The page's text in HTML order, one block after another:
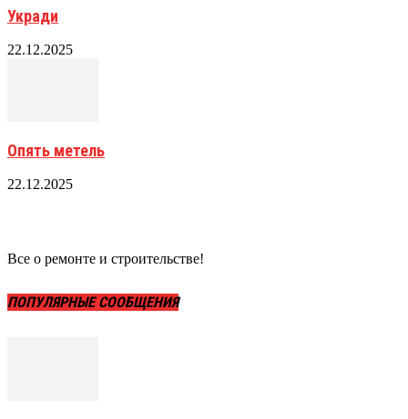
Укради
22.12.2025
Опять метель
22.12.2025
Все о ремонте и строительстве!
ПОПУЛЯРНЫЕ СООБЩЕНИЯ